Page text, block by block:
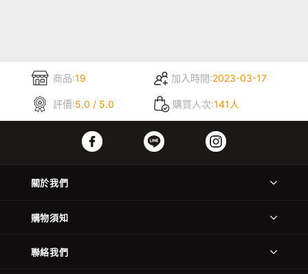
商品:19 加入時間:2023-03-17
評價:5.0 / 5.0 購買人次:141人
關於我們
購物須知
聯絡我們